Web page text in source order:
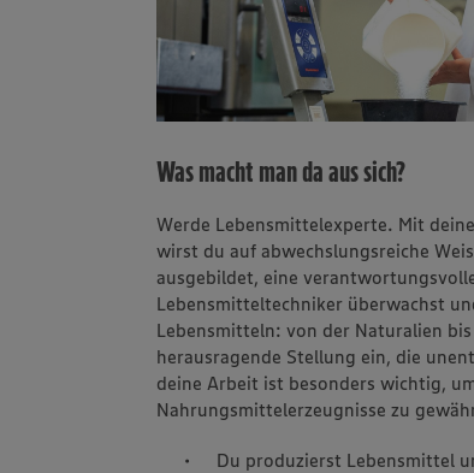
Was macht man da aus sich?
Werde Lebensmittelexperte. Mit
wirst du auf abwechslungsreiche
ausgebildet, eine
Lebensmitteltechniker überwachst
Lebensmitteln: von der Naturalien
herausragende Stellung ein, die
deine Arbeit ist besonders wichtig,
Nahrungsmittelerzeugnisse zu
Du produzierst Lebensmittel